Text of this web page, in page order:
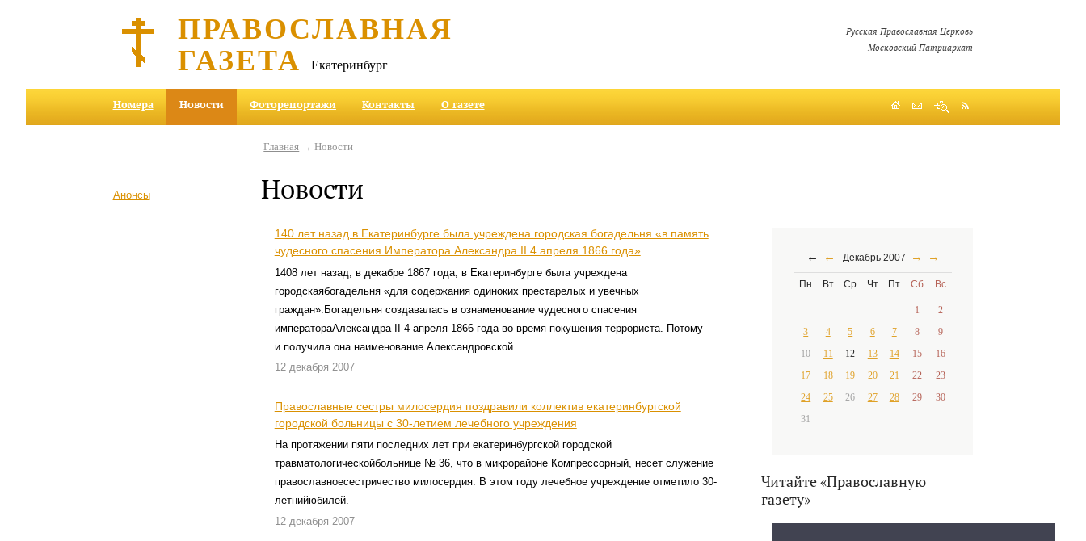
ПРАВОСЛАВНАЯ
ГАЗЕТА Екатеринбург
Русская Православная Церковь
Московский Патриархат
Номера Новости Фоторепортажи Контакты О газете
Анонсы
Главная → Новости
Новости
140 лет назад в Екатеринбурге была учреждена городская богадельня «в память
чудесного спасения Императора Александра II 4 апреля 1866 года»
1408 лет назад, в декабре 1867 года, в Екатеринбурге была учреждена
городскаябогадельня «для содержания одиноких престарелых и увечных
граждан».Богадельня создавалась в ознаменование чудесного спасения
императораАлександра II 4 апреля 1866 года во время покушения террориста. Потому
и получила она наименование Александровской.
12 декабря 2007
Православные сестры милосердия поздравили коллектив екатеринбургской
городской больницы с 30-летием лечебного учреждения
На протяжении пяти последних лет при екатеринбургской городской
травматологическойбольнице № 36, что в микрорайоне Компрессорный, несет служение
православноесестричество милосердия. В этом году лечебное учреждение отметило 30-
летнийюбилей.
12 декабря 2007
← ← Декабрь 2007 → →
Пн Вт Ср Чт Пт Сб Вс
1
2
3
4 5 6 7 8
9
10
11 12 13 14 15
16
17
18 19 20 21 22
23
24
25 26 27 28 29
30
31
Читайте «Православную
газету»